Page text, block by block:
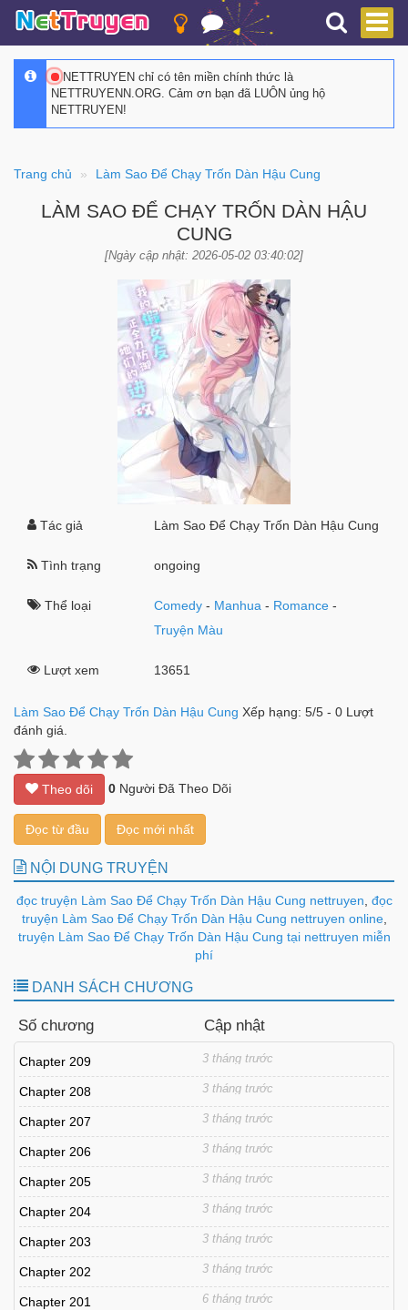
NETTRUYEN chỉ có tên miền chính thức là
NETTRUYENN.ORG. Cảm ơn bạn đã LUÔN ủng hộ
NETTRUYEN!
Trang chủ Làm Sao Để Chạy Trốn Dàn Hậu Cung
LÀM SAO ĐỂ CHẠY TRỐN DÀN HẬU
CUNG
[Ngày cập nhật: 2026-05-02 03:40:02]
Tác giả Làm Sao Để Chạy Trốn Dàn Hậu Cung
Tình trạng ongoing
Thể loại Comedy - Manhua - Romance -
Truyện Màu
Lượt xem 13651
Làm Sao Để Chạy Trốn Dàn Hậu Cung Xếp hạng: 5/5 - 0 Lượt
đánh giá.
Theo dõi 0 Người Đã Theo Dõi
Đọc từ đầu Đọc mới nhất
NỘI DUNG TRUYỆN
đọc truyện Làm Sao Để Chạy Trốn Dàn Hậu Cung nettruyen đọc
truyện Làm Sao Để Chạy Trốn Dàn Hậu Cung nettruyen online,
truyện Làm Sao Để Chạy Trốn Dàn Hậu Cung tại nettruyen miễn
phí
DANH SÁCH CHƯƠNG
Số chương Cập nhật
Chapter 209 3 tháng trước
Chapter 208 3 tháng trước
Chapter 207 3 tháng trước
Chapter 206 3 tháng trước
Chapter 205 3 tháng trước
Chapter 204 3 tháng trước
Chapter 203 3 tháng trước
Chapter 202 3 tháng trước
Chapter 201 6 tháng trước